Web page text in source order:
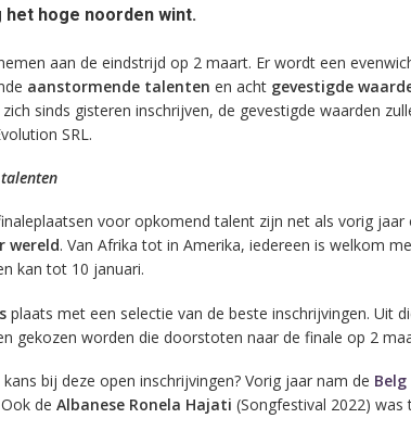
hoge noorden wint.
aan de eindstrijd op 2 maart. Er wordt een
aanstormende talenten en acht gevestigde
sinds gisteren inschrijven, de gevestigde waarden
SRL.
voor opkomend talent zijn net als vorig jaar
wereld. Van Afrika tot in Amerika, iedereen is welkom
kan tot 10 januari.
plaats met een selectie van de beste inschrijvingen. Uit
gekozen worden die doorstoten naar de finale op 2
kans bij deze open inschrijvingen? Vorig jaar nam de
de Albanese Ronela Hajati (Songfestival 2022) was